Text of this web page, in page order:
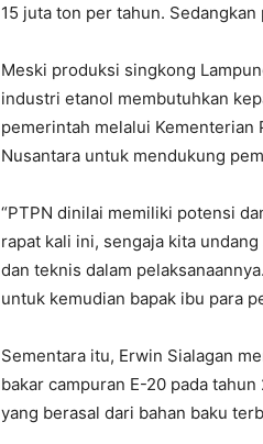
15 juta ton per tahun.
Meski produksi singkong
industri etanol membutuhkan
pemerintah melalui Kementerian
Nusantara untuk mendukung
“PTPN dinilai memiliki potensi
rapat kali ini, sengaja kita
dan teknis dalam
untuk kemudian bapak ibu para
Sementara itu, Erwin Sialagan
bakar campuran E-20 pada
yang berasal dari bahan baku